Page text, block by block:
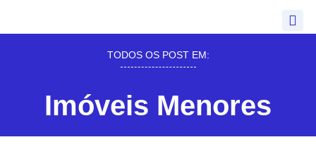
TODOS OS POST EM:
Imóveis Menores